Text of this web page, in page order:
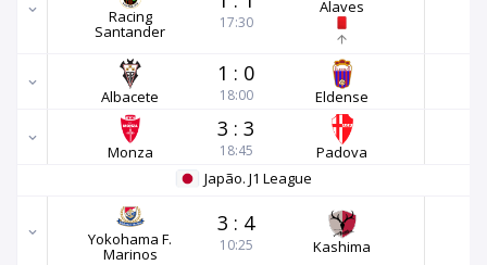
Racing
Santander 17:30
Alaves
Albacete
1 : 0
18:00 Eldense
Monza
3 : 3
18:45
Padova
Japão. J1 League
Yokohama F.
Marinos
3 : 4
10:25 Kashima